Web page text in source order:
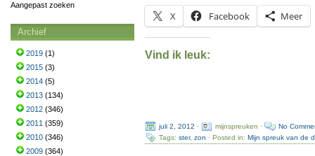
X Facebook Meer
Vind ik leuk:
juli 2, 2012 · mijnspreuken ·
No
Tags: ster, zon · Posted in: Mijn spreuk van de
Aangepast zoeken
Archief
2019 (1)
2015 (3)
2014 (5)
2013 (134)
2012 (346)
2011 (359)
2010 (346)
2009 (364)